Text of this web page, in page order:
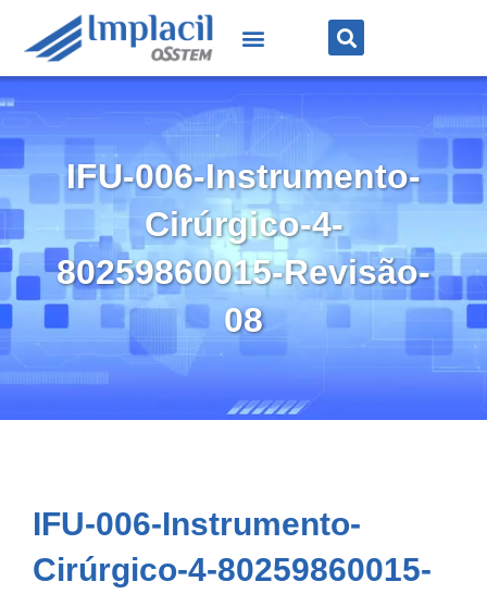
IFU-006-Instrumento-
Cirúrgico-4-
80259860015-Revisão-
08
IFU-006-Instrumento-
Cirúrgico-4-80259860015-